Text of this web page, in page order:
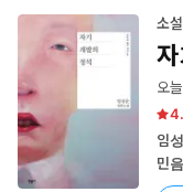
로
동
소설
오
임
민